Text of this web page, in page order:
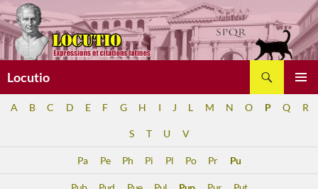
Aller
au
contenu
Locutio
A B C D E F G H I J L M N O P Q R
S T U V
Pa Pe Ph Pi Pl Po Pr Pu